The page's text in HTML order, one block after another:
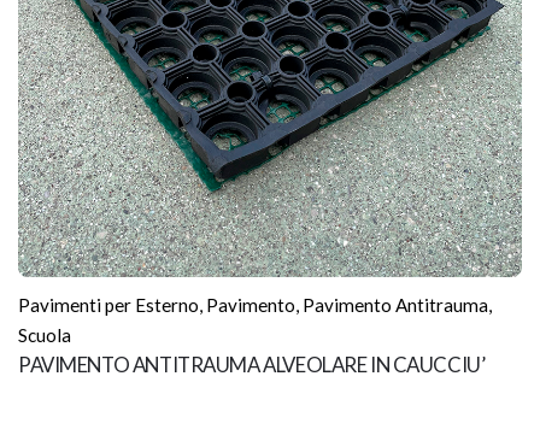
Pavimenti per Esterno, Pavimento, Pavimento Antitrauma,
Scuola
PAVIMENTO ANTITRAUMA ALVEOLARE IN CAUCCIU’